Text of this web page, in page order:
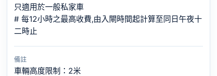
只適用於一般私家車
# 每12小時之最高收費,由入閘時間起計算至同日午夜十
二時止
備註
車輛高度限制：2米